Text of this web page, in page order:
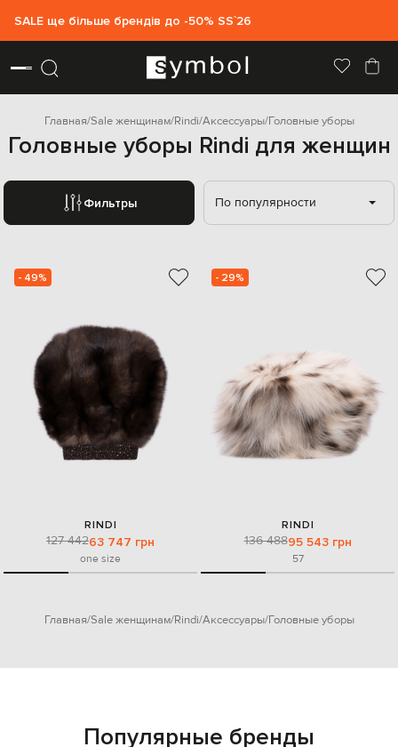
SALE ще більше брендів до -50% SS`26
Главная Sale женщинам Rindi Аксессуары Головные уборы
Головные уборы Rindi для женщин
Фильтры По популярности
- 49%
RINDI
127 44263 747 грн
one size
- 29%
RINDI
136 48895 543 грн
57
Главная Sale женщинам Rindi Аксессуары Головные уборы
Популярные бренды